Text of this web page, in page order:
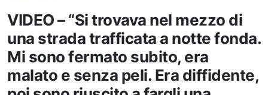
VIDEO – “Si trovava nel mezzo di
una strada trafficata a notte fonda.
Mi sono fermato subito, era
malato e senza peli. Era diffidente,